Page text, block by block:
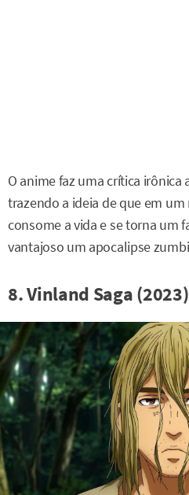
O anime faz uma crítica
trazendo a ideia de que em
consome a vida e se torna um
vantajoso um apocalipse
8. Vinland Saga (2023)